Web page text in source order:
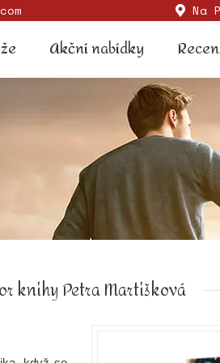
Na
Akční nabídky
knihy Petra Martišková
Akční nabídky